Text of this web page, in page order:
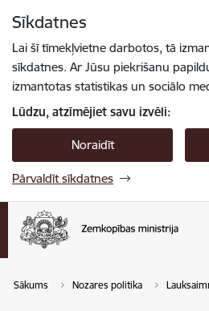
Sīkdatnes
Lai šī tīmekļvietne darbotos, tā
sīkdatnes. Ar Jūsu piekrišanu
izmantotas statistikas un sociālo
Lūdzu, atzīmējiet savu izvēli:
Noraidīt
Pārvaldīt sīkdatnes
Sākums Nozares politika